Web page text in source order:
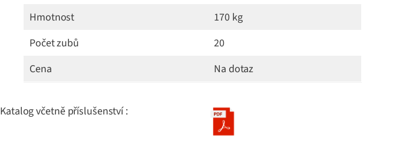
Hmotnost
170 kg
Počet zubů
20
Cena
Na dotaz
Katalog včetně příslušenství :